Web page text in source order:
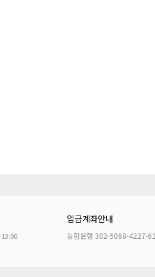
입금계좌안내
농협은행 302-5068-4227-61